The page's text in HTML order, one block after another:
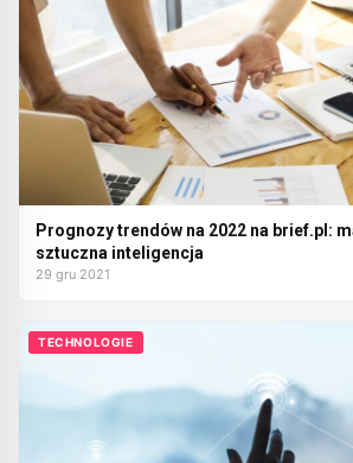
Prognozy trendów na 2022 na brief.pl:
sztuczna inteligencja
29 gru 2021
TECHNOLOGIE